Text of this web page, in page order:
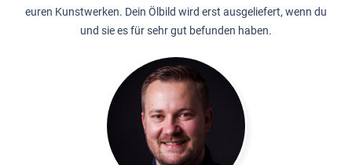
euren Kunstwerken. Dein Ölbild wird erst ausgeliefert, wenn du
und sie es für sehr gut befunden haben.